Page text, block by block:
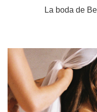
La boda de